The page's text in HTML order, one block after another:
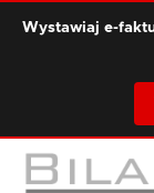
Wystawiaj e-